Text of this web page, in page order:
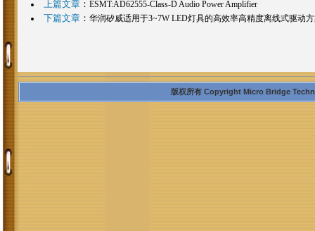
上篇文章： ESMT:AD62555-Class-D Audio Power Amplifier
下篇文章： 华润矽威适用于3~7W LED灯具的高效率高精度离线式驱动
版权所有 Copyright Micro Bridge